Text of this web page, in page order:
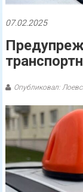
07.02.2025
Опубликовал: